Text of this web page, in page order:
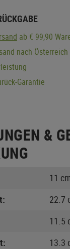
ab € 99,90
nach Österreich
Garantie
&
11
22.7
11.5
13.3